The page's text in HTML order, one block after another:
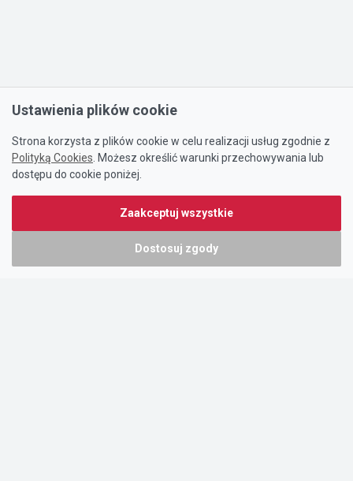
Ustawienia plików cookie
Strona korzysta z plików cookie w celu realizacji usług zgodnie z
Polityką Cookies . Możesz określić warunki przechowywania lub
dostępu do cookie poniżej.
Zaakceptuj wszystkie
Dostosuj zgody